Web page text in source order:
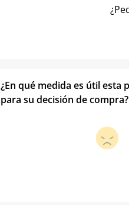
¿En qué medida es útil esta
para su decisión de compra?